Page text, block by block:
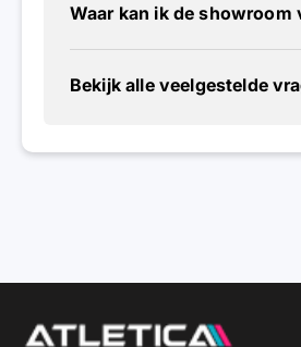
Waar kan ik de showroom
Bekijk alle veelgestelde